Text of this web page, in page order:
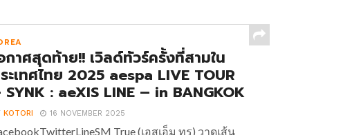
กาศสุดท้าย!! เวิลด์ทัวร์ครั้งที่สามใน
ะเทศไทย 2025 aespa LIVE TOUR
SYNK : aeXIS LINE – in BANGKOK
KOTORI 16 NOVEMBER 2025
True (เอสเอ็ม ทรู) วาดเส้น